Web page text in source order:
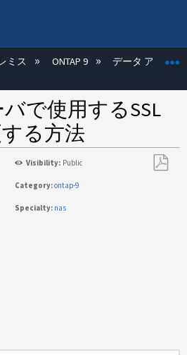
を展開/折りたたむ
ミス ONTAP 9 データ アクセス
バで使用するSSL
る方法
Visibility: Public
Category:ontap-9
Specialty: nas